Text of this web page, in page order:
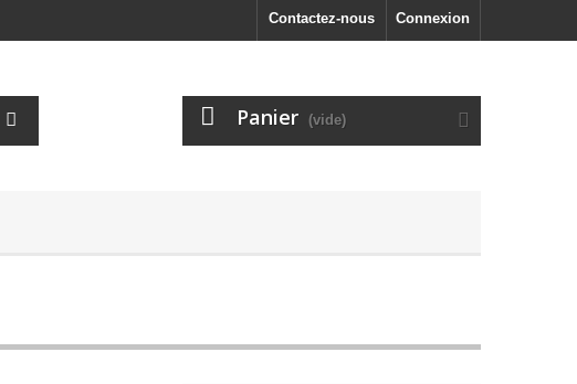
Connexion
Contactez-nous
Panier (vide)